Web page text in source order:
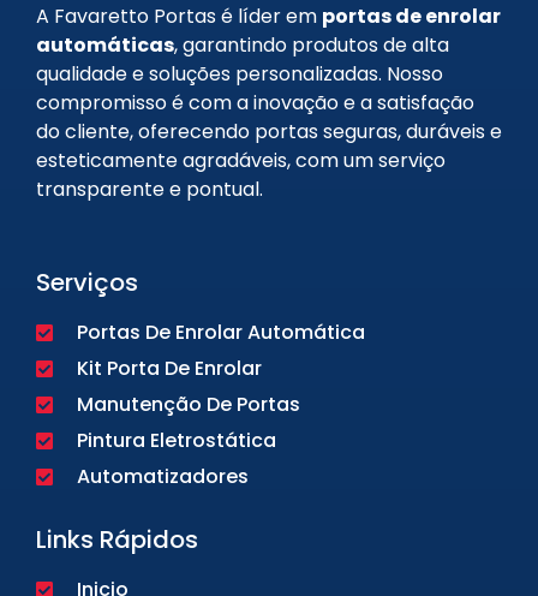
A Favaretto Portas é líder em portas de enrolar
automáticas, garantindo produtos de alta
qualidade e soluções personalizadas. Nosso
compromisso é com a inovação e a satisfação
do cliente, oferecendo portas seguras, duráveis e
esteticamente agradáveis, com um serviço
transparente e pontual.
Serviços
Portas De Enrolar Automática
Kit Porta De Enrolar
Manutenção De Portas
Pintura Eletrostática
Automatizadores
Links Rápidos
Inicio